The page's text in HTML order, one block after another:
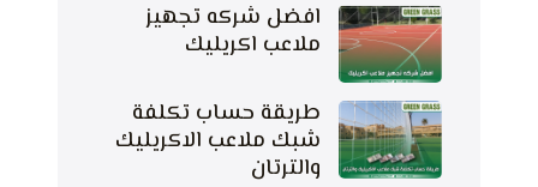
افضل شركه تجهيز
ملاعب اكريليك
طريقة حساب تكلفة
شبك ملاعب الاكريليك
والترتان